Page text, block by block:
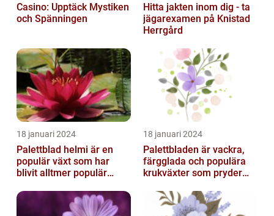
Casino: Upptäck Mystiken
och Spänningen
Hitta jakten inom dig - ta
jägarexamen på Knistad
Herrgård
18 januari 2024
Palettblad helmi är en
populär växt som har
blivit alltmer populär
trädgårdsentusiaster
18 januari 2024
Palettbladen är vackra,
färgglada och populära
krukväxter som pryder
trädgårdar runt o...